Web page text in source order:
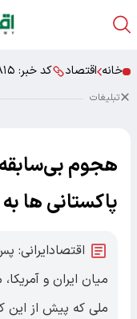
خانه اقتصاد کد خبر:
تبلیغات
هجوم بی‌سابقه
پاکستانی ها
اقتصادایرانی:
میان ایران و
ملی که پیش از این